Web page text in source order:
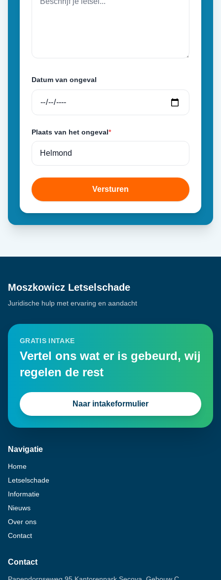
Datum van ongeval
Plaats van het ongeval*
Versturen
Moszkowicz Letselschade
Juridische hulp met ervaring en aandacht
GRATIS INTAKE
Vertel ons wat er is gebeurd, wij
regelen de rest
Naar intakeformulier
Navigatie
Home
Letselschade
Informatie
Nieuws
Over ons
Contact
Contact